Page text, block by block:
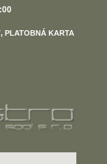
PLATOBNÁ KARTA